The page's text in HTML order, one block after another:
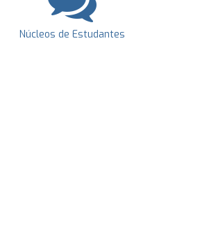
Núcleos de Estudantes